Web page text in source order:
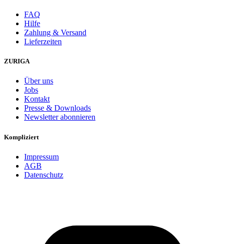
FAQ
Hilfe
Zahlung & Versand
Lieferzeiten
ZURIGA
Über uns
Jobs
Kontakt
Presse & Downloads
Newsletter abonnieren
Kompliziert
Impressum
AGB
Datenschutz